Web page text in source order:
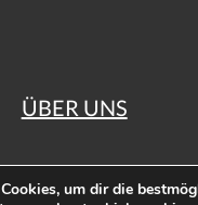
ÜBER UNS
Gruppe mach art im
um dir die